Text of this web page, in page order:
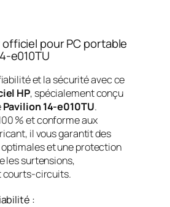
pour PC portable
e010TU
et la sécurité avec ce
HP, spécialement conçu
Pavilion 14-e010TU.
% et conforme aux
il vous garantit des
et une protection
les surtensions,
courts-circuits.
: